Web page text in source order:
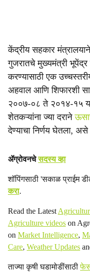
केंद्रीय सहकार
गुजरातचे मुख्यमंत्री भूपेंद्र
करण्यासाठी एक
अहवाल आणि शिफारशी
२००७-०८ ते २०१४-१५ या
शेतकऱ्यांना ज्या दराने
देण्याचा निर्णय घेतला, असे
ॲग्रोवनचेसदस्य व्हा
शॉपिंगसाठी 'सकाळ प्राईम
करा.
Read the Latest
Agriculture videos on
on Market Intelligence,
Care, Weather Updates
ताज्या कृषी घडामोडींसाठी